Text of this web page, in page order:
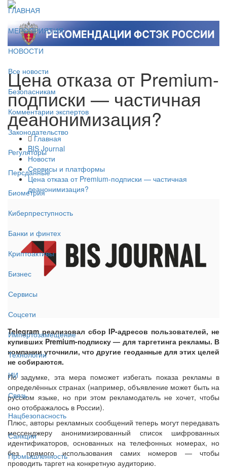
ГЛАВНАЯ
МЕРОПРИЯТИЯ
НОВОСТИ
Все новости
Безопасникам
Комментарии экспертов
Законодательство
Регуляторы
Персданные
Биометрия
Киберпреступность
Банки и финтех
Криптоактивы
Бизнес
Сервисы
Соцсети
Импортозамещение
Технологии
ИИ
Связь
Нацбезопасность
Санкции
Промышленность
Цена отказа от Premium-
подписки — частичная
деанонимизация?
Главная
BIS Journal
Новости
Сервисы и платформы
Цена отказа от Premium-подписки — частичная
деанонимизация?
Telegram реализовал сбор IP-адресов пользователей, не
купивших Premium-подписку — для таргетинга рекламы. В
компании уточнили, что другие геоданные для этих целей
не собираются.
По задумке, эта мера поможет избегать показа рекламы в
определённых странах (например, объявление может быть на
русском языке, но при этом рекламодатель не хочет, чтобы
оно отображалось в России).
Плюс, авторы рекламных сообщений теперь могут передавать
мессенджеру анонимизированный список шифрованных
идентификаторов, основанных на телефонных номерах, но
без прямого использования самих номеров — чтобы
проводить таргет на конкретную аудиторию.